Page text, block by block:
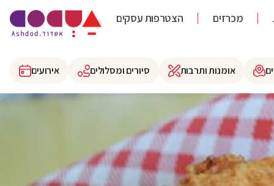
הצטרפות עסקים מכרזים
אירועים סיורים ומסלולים אומנות ותרבות